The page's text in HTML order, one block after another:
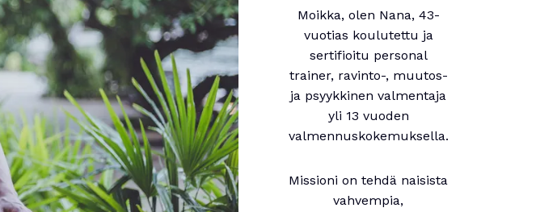
Moikka, olen Nana, 43-
vuotias koulutettu ja
sertifioitu personal
trainer, ravinto-, muutos-
ja psyykkinen valmentaja
yli 13 vuoden
valmennuskokemuksella.
Missioni on tehdä naisista
vahvempia,